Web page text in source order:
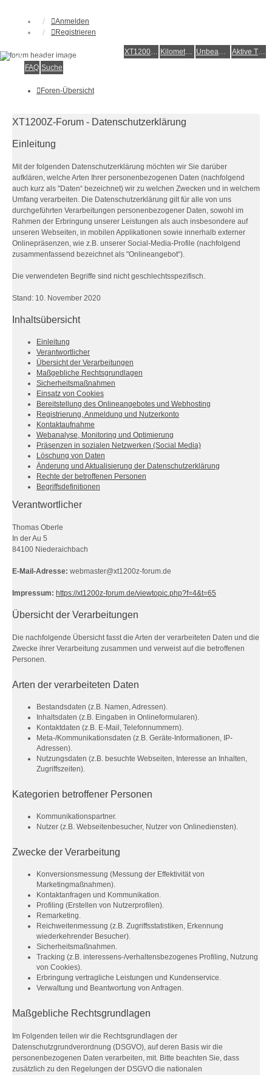
Anmelden
Registrieren
XT1200Z-Wiki Kilometerstatistik Unbeantwortete Themen Aktive Themen
Alles rund um die Yamaha XT1200Z Super Ténéré
FAQ Suche
Foren-Übersicht
XT1200Z-Forum - Datenschutzerklärung
Einleitung
Mit der folgenden Datenschutzerklärung möchten wir Sie darüber
aufklären, welche Arten Ihrer personenbezogenen Daten (nachfolgend
auch kurz als "Daten“ bezeichnet) wir zu welchen Zwecken und in welchem
Umfang verarbeiten. Die Datenschutzerklärung gilt für alle von uns
durchgeführten Verarbeitungen personenbezogener Daten, sowohl im
Rahmen der Erbringung unserer Leistungen als auch insbesondere auf
unseren Webseiten, in mobilen Applikationen sowie innerhalb externer
Onlinepräsenzen, wie z.B. unserer Social-Media-Profile (nachfolgend
zusammenfassend bezeichnet als "Onlineangebot“).
Die verwendeten Begriffe sind nicht geschlechtsspezifisch.
Stand: 10. November 2020
Inhaltsübersicht
Einleitung
Verantwortlicher
Übersicht der Verarbeitungen
Maßgebliche Rechtsgrundlagen
Sicherheitsmaßnahmen
Einsatz von Cookies
Bereitstellung des Onlineangebotes und Webhosting
Registrierung, Anmeldung und Nutzerkonto
Kontaktaufnahme
Webanalyse, Monitoring und Optimierung
Präsenzen in sozialen Netzwerken (Social Media)
Löschung von Daten
Änderung und Aktualisierung der Datenschutzerklärung
Rechte der betroffenen Personen
Begriffsdefinitionen
Verantwortlicher
Thomas Oberle
In der Au 5
84100 Niederaichbach
E-Mail-Adresse: webmaster@xt1200z-forum.de
Impressum: https://xt1200z-forum.de/viewtopic.php?f=4&t=65
Übersicht der Verarbeitungen
Die nachfolgende Übersicht fasst die Arten der verarbeiteten Daten und die
Zwecke ihrer Verarbeitung zusammen und verweist auf die betroffenen
Personen.
Arten der verarbeiteten Daten
Bestandsdaten (z.B. Namen, Adressen).
Inhaltsdaten (z.B. Eingaben in Onlineformularen).
Kontaktdaten (z.B. E-Mail, Telefonnummern).
Meta-/Kommunikationsdaten (z.B. Geräte-Informationen, IP-
Adressen).
Nutzungsdaten (z.B. besuchte Webseiten, Interesse an Inhalten,
Zugriffszeiten).
Kategorien betroffener Personen
Kommunikationspartner.
Nutzer (z.B. Webseitenbesucher, Nutzer von Onlinediensten).
Zwecke der Verarbeitung
Konversionsmessung (Messung der Effektivität von
Marketingmaßnahmen).
Kontaktanfragen und Kommunikation.
Profiling (Erstellen von Nutzerprofilen).
Remarketing.
Reichweitenmessung (z.B. Zugriffsstatistiken, Erkennung
wiederkehrender Besucher).
Sicherheitsmaßnahmen.
Tracking (z.B. interessens-/verhaltensbezogenes Profiling, Nutzung
von Cookies).
Erbringung vertragliche Leistungen und Kundenservice.
Verwaltung und Beantwortung von Anfragen.
Maßgebliche Rechtsgrundlagen
Im Folgenden teilen wir die Rechtsgrundlagen der
Datenschutzgrundverordnung (DSGVO), auf deren Basis wir die
personenbezogenen Daten verarbeiten, mit. Bitte beachten Sie, dass
zusätzlich zu den Regelungen der DSGVO die nationalen